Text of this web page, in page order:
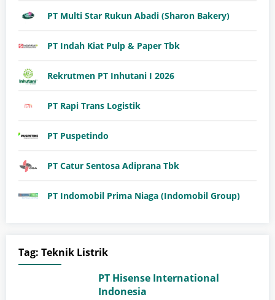
PT Multi Star Rukun Abadi (Sharon Bakery)
PT Indah Kiat Pulp & Paper Tbk
Rekrutmen PT Inhutani I 2026
PT Rapi Trans Logistik
PT Puspetindo
PT Catur Sentosa Adiprana Tbk
PT Indomobil Prima Niaga (Indomobil Group)
Tag: Teknik Listrik
PT Hisense International
Indonesia